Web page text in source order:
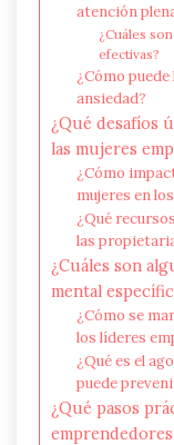
atención
¿Cuáles
efectivas?
¿Cómo
ansiedad?
¿Qué desafíos
las mujeres
¿Cómo
mujeres en
¿Qué
las
¿Cuáles son
mental
¿Cómo se
los líderes
¿Qué es el
puede
¿Qué pasos